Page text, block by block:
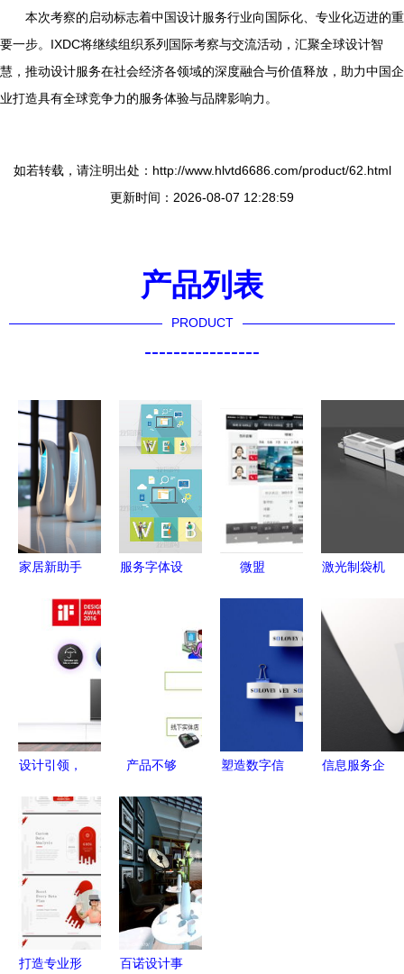
本次考察的启动标志着中国设计服务行业向国际化、专业化迈进的重
要一步。IXDC将继续组织系列国际考察与交流活动，汇聚全球设计智
慧，推动设计服务在社会经济各领域的深度融合与价值释放，助力中国企
业打造具有全球竞争力的服务体验与品牌影响力。
如若转载，请注明出处：http://www.hlvtd6686.com/product/62.html
更新时间：2026-08-07 12:28:59
产品列表
PRODUCT
----------------
家居新助手
设计贴心服
务，让生活
更美好
服务字体设
素材下载的
完整解决方
微盟
式数字化设
计服务，驱
动汽车行业
激光制袋机
程与人性化
设计的现代
工业典范
设计引领，
海信多类产
品揽获
2016年iF国
际设计大奖
产品不够
江湖 手把
手教你打造
卓越O2O服
务产品设计
塑造数字信
信息服务企
打造专业形 百诺设计事